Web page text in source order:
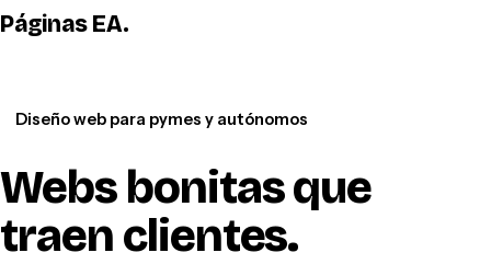
Páginas EA.
Diseño web para pymes y autónomos
Webs bonitas que
traen clientes.